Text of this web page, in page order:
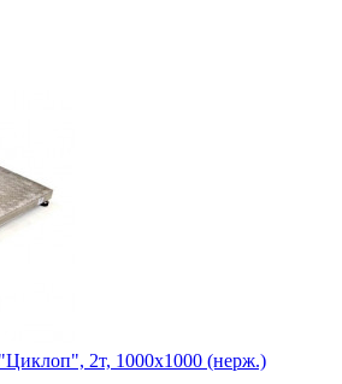
2т, 1000х1000 (нерж.)